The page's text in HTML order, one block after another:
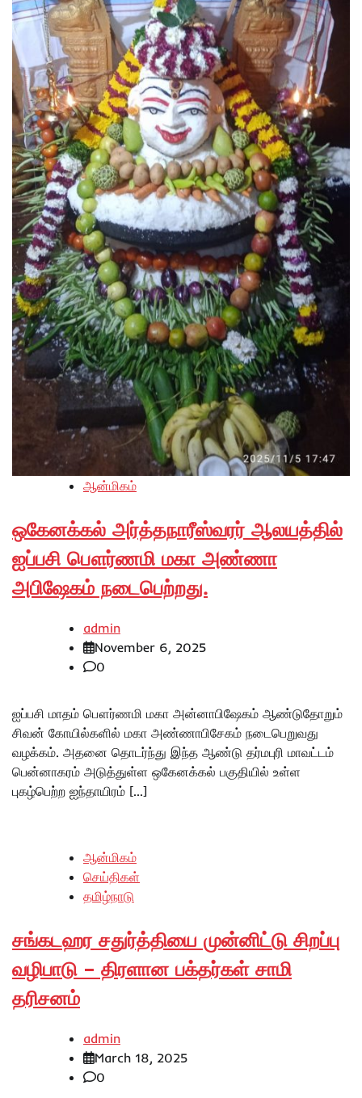
ஆன்மிகம்
ஒகேனக்கல் அர்த்தநாரீஸ்வரர் ஆலயத்தில்
ஐப்பசி பௌர்ணமி மகா அண்ணா
அபிஷேகம் நடைபெற்றது.
admin
November 6, 2025
0
ஐப்பசி மாதம் பௌர்ணமி மகா அன்னாபிஷேகம் ஆண்டுதோறும்
சிவன் கோயில்களில் மகா அண்ணாபிசேகம் நடைபெறுவது
வழக்கம். அதனை தொடர்ந்து இந்த ஆண்டு தர்மபுரி மாவட்டம்
பென்னாகரம் அடுத்துள்ள ஒகேனக்கல் பகுதியில் உள்ள
புகழ்பெற்ற ஐந்தாயிரம் […]
ஆன்மிகம்
செய்திகள்
தமிழ்நாடு
சங்கடஹர சதுர்த்தியை முன்னிட்டு சிறப்பு
வழிபாடு – திரளான பக்தர்கள் சாமி
தரிசனம்
admin
March 18, 2025
0